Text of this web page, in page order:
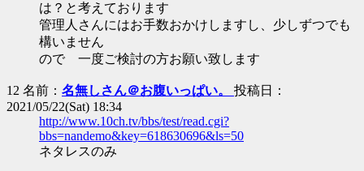
は？と考えております
管理人さんにはお手数おかけしますし、少しずつでも
構いません
ので 一度ご検討の方お願い致します
12 名前： 名無しさん＠お腹いっぱい。 投稿日：
2021/05/22(Sat) 18:34
http://www.10ch.tv/bbs/test/read.cgi?
bbs=nandemo&key=618630696&ls=50
ネタレスのみ